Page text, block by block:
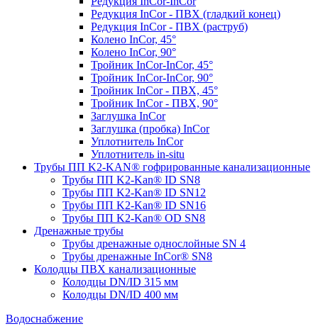
Редукция InCor - ПВХ (гладкий конец)
Редукция InCor - ПВХ (раструб)
Колено InCor, 45°
Колено InCor, 90°
Тройник InCor-InCor, 45°
Тройник InCor-InCor, 90°
Тройник InCor - ПВХ, 45°
Тройник InCor - ПВХ, 90°
Заглушка InCor
Заглушка (пробка) InCor
Уплотнитель InCor
Уплотнитель in-situ
Трубы ПП K2-KAN® гофри­рованные канализационные
Трубы ПП K2-Kan® ID SN8
Трубы ПП K2-Kan® ID SN12
Трубы ПП K2-Kan® ID SN16
Трубы ПП K2-Kan® OD SN8
Дренажные трубы
Трубы дренажные однослойные SN 4
Трубы дренажные InCor® SN8
Колодцы ПВХ канализационные
Колодцы DN/ID 315 мм
Колодцы DN/ID 400 мм
Водоснабжение